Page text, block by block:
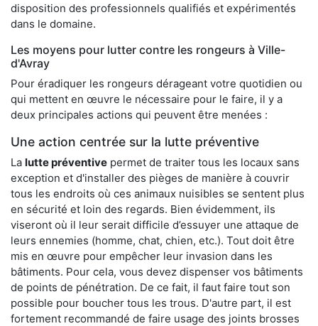
disposition des professionnels qualifiés et expérimentés
dans le domaine.
Les moyens pour lutter contre les rongeurs à Ville-
d'Avray
Pour éradiquer les rongeurs dérageant votre quotidien ou
qui mettent en œuvre le nécessaire pour le faire, il y a
deux principales actions qui peuvent être menées :
Une action centrée sur la lutte préventive
La lutte préventive permet de traiter tous les locaux sans
exception et d'installer des pièges de manière à couvrir
tous les endroits où ces animaux nuisibles se sentent plus
en sécurité et loin des regards. Bien évidemment, ils
viseront où il leur serait difficile d’essuyer une attaque de
leurs ennemies (homme, chat, chien, etc.). Tout doit être
mis en œuvre pour empêcher leur invasion dans les
bâtiments. Pour cela, vous devez dispenser vos bâtiments
de points de pénétration. De ce fait, il faut faire tout son
possible pour boucher tous les trous. D'autre part, il est
fortement recommandé de faire usage des joints brosses